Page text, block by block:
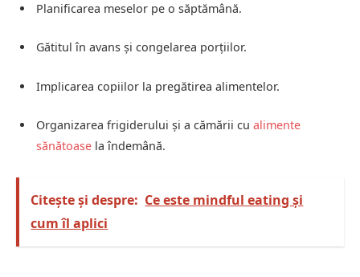
Planificarea meselor pe o săptămână.
Gătitul în avans și congelarea porțiilor.
Implicarea copiilor la pregătirea alimentelor.
Organizarea frigiderului și a cămării cu alimente
sănătoase la îndemână.
Citește și despre: Ce este mindful eating și
cum îl aplici